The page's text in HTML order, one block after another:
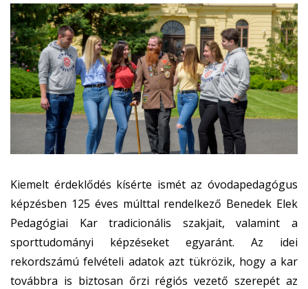
Kiemelt érdeklődés kísérte ismét az óvodapedagógus
képzésben 125 éves múlttal rendelkező Benedek Elek
Pedagógiai Kar tradicionális szakjait, valamint a
sporttudományi képzéseket egyaránt. Az idei
rekordszámú felvételi adatok azt tükrözik, hogy a kar
továbbra is biztosan őrzi régiós vezető szerepét az